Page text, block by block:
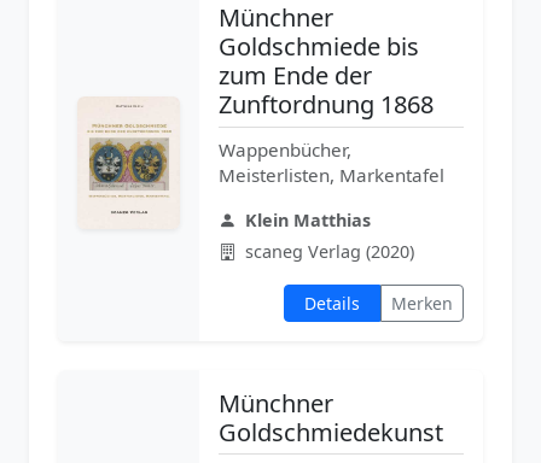
Münchner
Goldschmiede bis
zum Ende der
Zunftordnung 1868
Wappenbücher,
Meisterlisten, Markentafel
Klein Matthias
scaneg Verlag (2020)
Details Merken
Münchner
Goldschmiedekunst